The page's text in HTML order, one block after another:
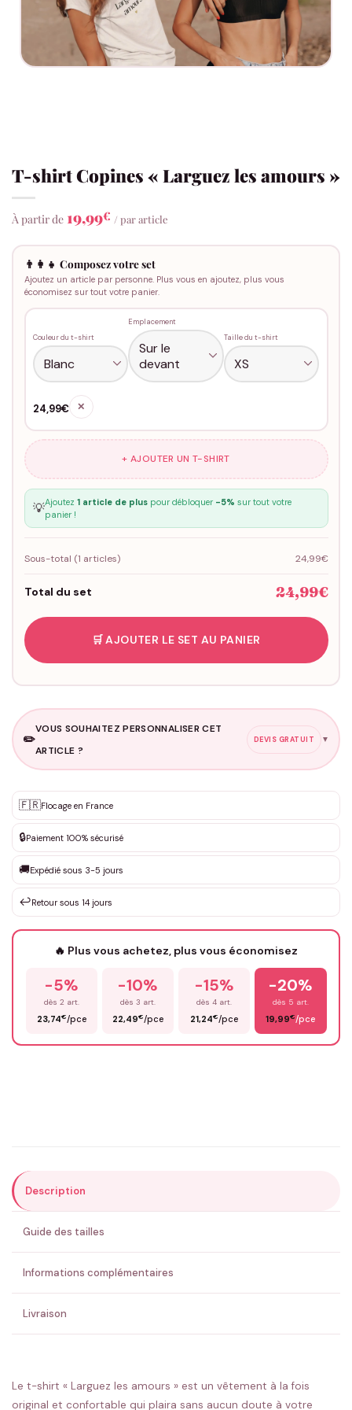
T-shirt Copines « Larguez les amours »
À partir de 19,99€ / par article
👨‍👩‍👧 Composez votre set
Ajoutez un article par personne. Plus vous en ajoutez, plus vous
économisez sur tout votre panier.
Couleur du t-shirt
Emplacement
Taille du t-shirt
24,99€ ✕
+ AJOUTER UN T-SHIRT
💡Ajoutez 1 article de pluspour débloquer -5% sur tout votre
panier !
Sous-total (1 articles) 24,99€
Total du set 24,99€
🛒 AJOUTER LE SET AU PANIER
✏️
VOUS SOUHAITEZ PERSONNALISER CET
ARTICLE ?
DEVIS GRATUIT ▼
✨ Personnalisation sur mesure
DEVIS GRATUIT · Personnalisation de 3 à 10€ selon la demande
Que souhaitez-vous ?*
Votre texte / idée*
Prénom*
ENVOYER MA DEMANDE ✨
💚 Retour sous 24-48h🇫🇷 Flocage en France✅ Validation avant fabrication
🇫🇷Flocage en France
🔒Paiement 100% sécurisé
🚚Expédié sous 3-5 jours
↩️Retour sous 14 jours
🔥 Plus vous achetez, plus vous économisez
-5%
dès 2 art.
23,74€/pce
-10%
dès 3 art.
22,49€/pce
-15%
dès 4 art.
21,24€/pce
-20%
dès 5 art.
19,99€/pce
Description
Guide des tailles
Informations complémentaires
Livraison
Le t-shirt « Larguez les amours » est un vêtement à la fois
original et confortable qui plaira sans aucun doute à votre